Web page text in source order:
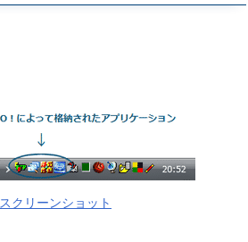
スクリーンショット